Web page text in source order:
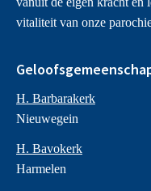
vitaliteit van onze
H. Barbarakerk
Nieuwegein
H. Bavokerk
Harmelen